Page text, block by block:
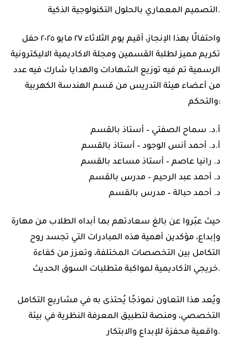
التصميم المعماري بالحلول التكنولوجية الذكية.
تكريم مميز لطلبة القسمين ومجلة الاكاديمية الاليكترونية
الرسمية تم فيه توزيع الشهادات والهدايا شارك فيه عدد
من أعضاء هيئة التدريس من قسم الهندسة الكهربية
والتحكم:
‎أ.د. سماح الصفتي – أستاذ بالقسم
‎أ.د. أحمد أنس الوجود – أستاذ بالقسم
‎د. رانيا عاصم – أستاذ مساعد بالقسم
‎د. أحمد عبد الرحيم – مدرس بالقسم
‎د. أحمد حبالة – مدرس بالقسم
وإبداع، مؤكدين أهمية هذه المبادرات التي تجسد روح
التكامل بين التخصصات المختلفة، وتعزز من كفاءة
خريجي الأكاديمية لمواكبة متطلبات السوق الحديث.
التخصصي، ومنصة لتطبيق المعرفة النظرية في بيئة
واقعية محفزة للإبداع والابتكار.